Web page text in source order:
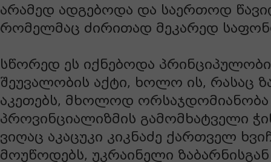
არამედ ადგებოდა და საერთოდ
რომელმაც ძირითად მეკარედ
სწორედ ეს იქნებოდა
შეუვალობის აქტი, ხოლო ის, რასაც
აკეთებს, მხოლოდ
პროვინციალიზმის გამომხატველი
ვიღაც აკაცუკი კიკნაძე ქართველ
მოუწოდებს, უკრაინელი ზაბარნისგან